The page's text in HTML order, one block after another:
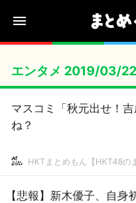
エンタメ 2019/03/
マスコミ「秋元出せ！
ね？
HKTまとめもん【HKT48の
【悲報】新木優子、自